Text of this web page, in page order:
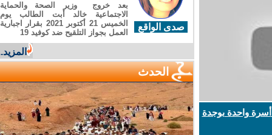
صدى الواقع
بعد خروج وزير الصحة والحماية
الاجتماعية خالد أبت الطالب يوم
الخميس 21 أكتوبر 2021 بقرار اجبارية
العمل بجواز التلقيح ضد كوفيد 19
المزيد...
الحدث